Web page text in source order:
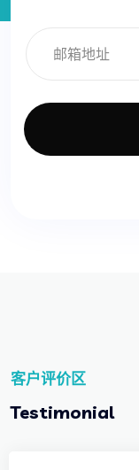
客户评价区
Testimonial